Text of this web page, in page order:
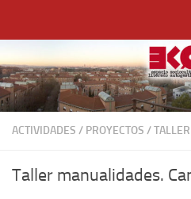
ACTIVIDADES / PROYECTOS /
Taller manualidades.